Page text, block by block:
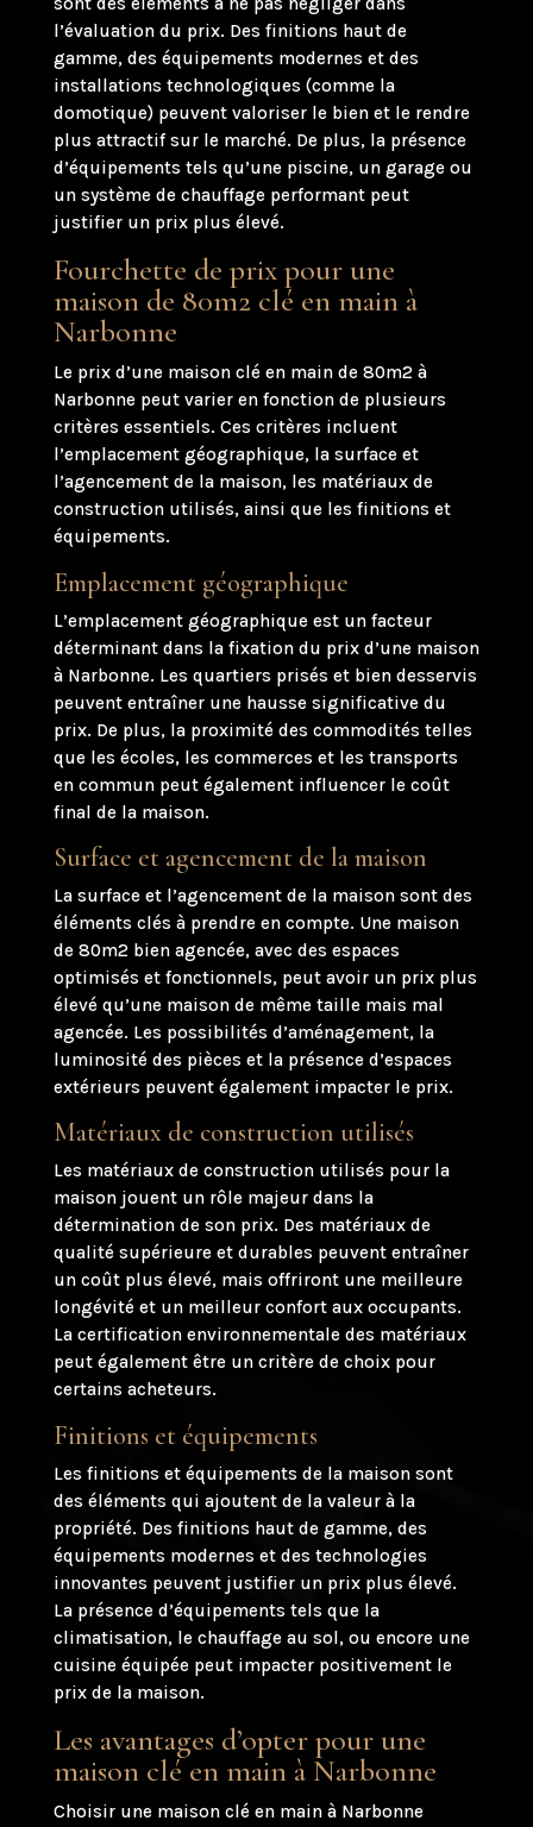
l’évaluation du prix. Des finitions haut de
gamme, des équipements modernes et des
installations technologiques (comme la
domotique) peuvent valoriser le bien et le rendre
plus attractif sur le marché. De plus, la présence
d’équipements tels qu’une piscine, un garage ou
un système de chauffage performant peut
justifier un prix plus élevé.
Fourchette de prix pour une
maison de 80m2 clé en main à
Narbonne
Le prix d’une maison clé en main de 80m2 à
Narbonne peut varier en fonction de plusieurs
critères essentiels. Ces critères incluent
l’emplacement géographique, la surface et
l’agencement de la maison, les matériaux de
construction utilisés, ainsi que les finitions et
équipements.
Emplacement géographique
L’emplacement géographique est un facteur
déterminant dans la fixation du prix d’une maison
à Narbonne. Les quartiers prisés et bien desservis
peuvent entraîner une hausse significative du
prix. De plus, la proximité des commodités telles
que les écoles, les commerces et les transports
en commun peut également influencer le coût
final de la maison.
Surface et agencement de la maison
La surface et l’agencement de la maison sont des
éléments clés à prendre en compte. Une maison
de 80m2 bien agencée, avec des espaces
optimisés et fonctionnels, peut avoir un prix plus
élevé qu’une maison de même taille mais mal
agencée. Les possibilités d’aménagement, la
luminosité des pièces et la présence d’espaces
extérieurs peuvent également impacter le prix.
Matériaux de construction utilisés
Les matériaux de construction utilisés pour la
maison jouent un rôle majeur dans la
détermination de son prix. Des matériaux de
qualité supérieure et durables peuvent entraîner
un coût plus élevé, mais offriront une meilleure
longévité et un meilleur confort aux occupants.
La certification environnementale des matériaux
peut également être un critère de choix pour
certains acheteurs.
Finitions et équipements
Les finitions et équipements de la maison sont
des éléments qui ajoutent de la valeur à la
propriété. Des finitions haut de gamme, des
équipements modernes et des technologies
innovantes peuvent justifier un prix plus élevé.
La présence d’équipements tels que la
climatisation, le chauffage au sol, ou encore une
cuisine équipée peut impacter positivement le
prix de la maison.
Les avantages d’opter pour une
maison clé en main à Narbonne
Choisir une maison clé en main à Narbonne